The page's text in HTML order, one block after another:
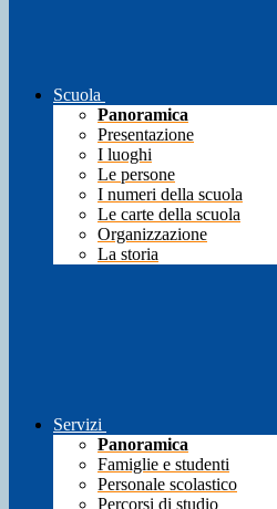
Scuola
Panoramica
Presentazione
I luoghi
Le persone
I numeri della scuola
Le carte della scuola
Organizzazione
La storia
Servizi
Panoramica
Famiglie e studenti
Personale scolastico
Percorsi di studio